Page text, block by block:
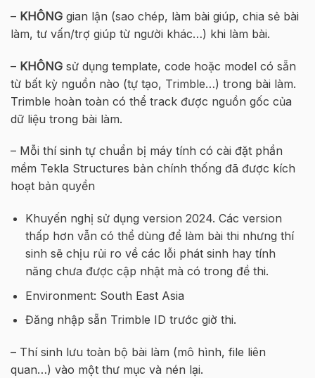
– KHÔNG gian lận (sao chép, làm bài giúp, chia sẻ bài
làm, tư vấn/trợ giúp từ người khác…) khi làm bài.
– KHÔNG sử dụng template, code hoặc model có sẵn
từ bất kỳ nguồn nào (tự tạo, Trimble…) trong bài làm.
Trimble hoàn toàn có thể track được nguồn gốc của
dữ liệu trong bài làm.
– Mỗi thí sinh tự chuẩn bị máy tính có cài đặt phần
mềm Tekla Structures bản chính thống đã được kích
hoạt bản quyền
Khuyến nghị sử dụng version 2024. Các version
thấp hơn vẫn có thể dùng để làm bài thi nhưng thí
sinh sẽ chịu rủi ro về các lỗi phát sinh hay tính
năng chưa được cập nhật mà có trong đề thi.
Environment: South East Asia
Đăng nhập sẵn Trimble ID trước giờ thi.
– Thí sinh lưu toàn bộ bài làm (mô hình, file liên
quan…) vào một thư mục và nén lại.